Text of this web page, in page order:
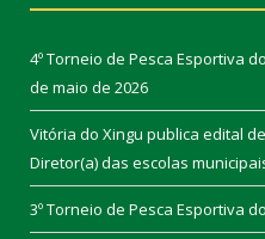
4º Torneio de Pesca Esportiva
de maio de 2026
Vitória do Xingu publica edital
Diretor(a) das escolas
3º Torneio de Pesca Esportiva